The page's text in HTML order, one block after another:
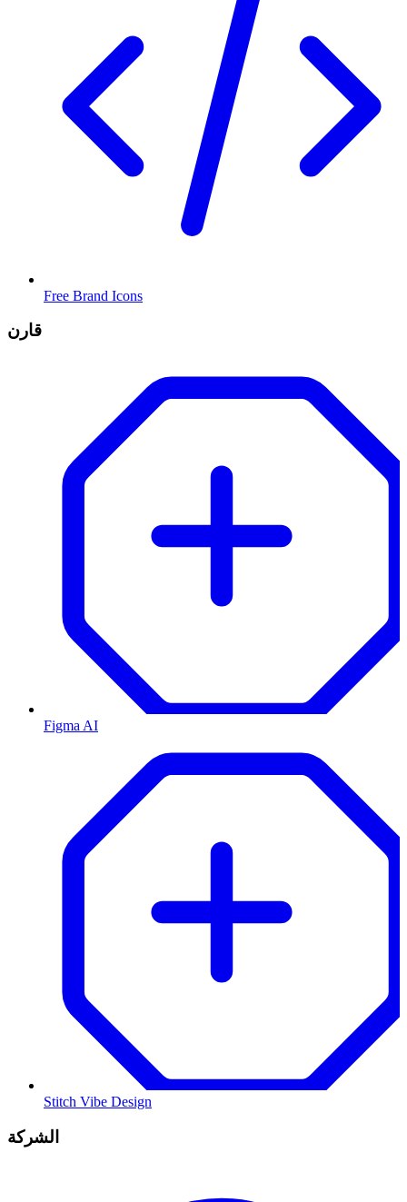
Free Brand Icons
قارن
Figma AI
Stitch Vibe Design
الشركة